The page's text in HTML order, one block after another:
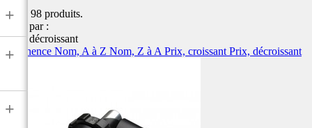
+
+
+
Il y a 98 produits.
Trier par :
Prix, décroissant
Pertinence Nom, A à Z Nom, Z à A Prix, croissant Prix, décroissant